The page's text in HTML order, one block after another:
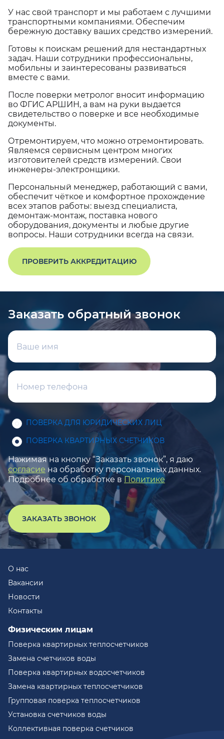
У нас свой транспорт и мы работаем с лучшими
транспортными компаниями. Обеспечим
бережную доставку ваших средство измерений.
Готовы к поискам решений для нестандартных
задач. Наши сотрудники профессиональны,
мобильны и заинтересованы развиваться
вместе с вами.
После поверки метролог вносит информацию
во ФГИС АРШИН, а вам на руки выдается
свидетельство о поверке и все необходимые
документы.
Отремонтируем, что можно отремонтировать.
Являемся сервисным центром многих
изготовителей средств измерений. Свои
инженеры-электронщики.
Персональный менеджер, работающий с вами,
обеспечит чёткое и комфортное прохождение
всех этапов работы: выезд специалиста,
демонтаж-монтаж, поставка нового
оборудования, документы и любые другие
вопросы. Наши сотрудники всегда на связи.
ПРОВЕРИТЬ АККРЕДИТАЦИЮ
Заказать обратный звонок
ПОВЕРКА ДЛЯ ЮРИДИЧЕСКИХ ЛИЦ
ПОВЕРКА КВАРТИРНЫХ СЧЕТЧИКОВ
Нажимая на кнопку “Заказать звонок”, я даю
согласие на обработку персональных данных.
Подробнее об обработке в Политике
ЗАКАЗАТЬ ЗВОНОК
О нас
Вакансии
Новости
Контакты
Физическим лицам
Поверка квартирных теплосчетчиков
Замена счетчиков воды
Поверка квартирных водосчетчиков
Замена квартирных теплосчетчиков
Групповая поверка теплосчетчиков
Установка счетчиков воды
Коллективная поверка счетчиков